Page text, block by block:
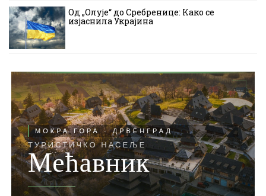
Од „Олује“ до Сребренице: Како се
изјаснила Украјина